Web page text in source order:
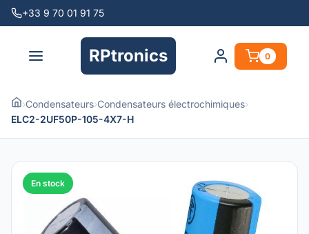
+33 9 70 01 91 75
RPtronics 0
›Condensateurs›Condensateurs électrochimiques›
ELC2-2UF50P-105-4X7-H
En stock